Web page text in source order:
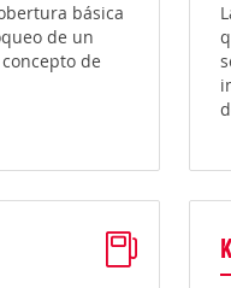
básica
de un
de